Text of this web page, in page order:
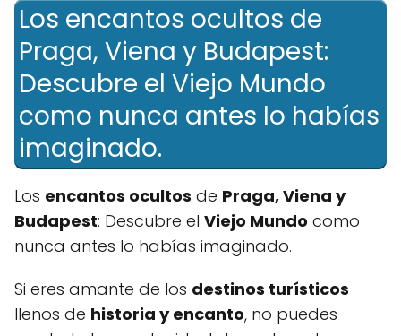
Los encantos ocultos de
Praga, Viena y Budapest:
Descubre el Viejo Mundo
como nunca antes lo habías
imaginado.
Los encantos ocultos de Praga, Viena y
Budapest: Descubre el Viejo Mundo como
nunca antes lo habías imaginado.
Si eres amante de los destinos turísticos
llenos de historia y encanto, no puedes